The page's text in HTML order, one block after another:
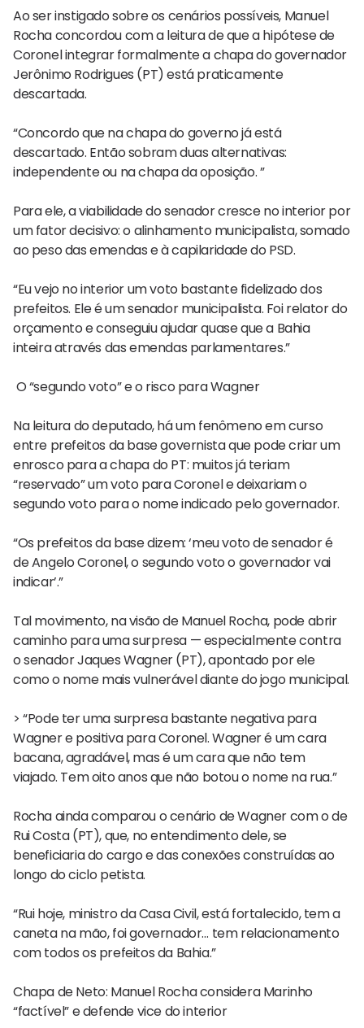
Ao ser instigado sobre os cenários possíveis, Manuel
Rocha concordou com a leitura de que a hipótese de
Coronel integrar formalmente a chapa do governador
Jerônimo Rodrigues (PT) está praticamente
descartada.
“Concordo que na chapa do governo já está
descartado. Então sobram duas alternativas:
independente ou na chapa da oposição. ”
Para ele, a viabilidade do senador cresce no interior por
um fator decisivo: o alinhamento municipalista, somado
ao peso das emendas e à capilaridade do PSD.
“Eu vejo no interior um voto bastante fidelizado dos
prefeitos. Ele é um senador municipalista. Foi relator do
orçamento e conseguiu ajudar quase que a Bahia
inteira através das emendas parlamentares.”
O “segundo voto” e o risco para Wagner
Na leitura do deputado, há um fenômeno em curso
entre prefeitos da base governista que pode criar um
enrosco para a chapa do PT: muitos já teriam
“reservado” um voto para Coronel e deixariam o
segundo voto para o nome indicado pelo governador.
“Os prefeitos da base dizem: ‘meu voto de senador é
de Angelo Coronel, o segundo voto o governador vai
indicar’.”
Tal movimento, na visão de Manuel Rocha, pode abrir
caminho para uma surpresa — especialmente contra
o senador Jaques Wagner (PT), apontado por ele
como o nome mais vulnerável diante do jogo municipal.
> “Pode ter uma surpresa bastante negativa para
Wagner e positiva para Coronel. Wagner é um cara
bacana, agradável, mas é um cara que não tem
viajado. Tem oito anos que não botou o nome na rua.”
Rocha ainda comparou o cenário de Wagner com o de
Rui Costa (PT), que, no entendimento dele, se
beneficiaria do cargo e das conexões construídas ao
longo do ciclo petista.
“Rui hoje, ministro da Casa Civil, está fortalecido, tem a
caneta na mão, foi governador… tem relacionamento
com todos os prefeitos da Bahia.”
Chapa de Neto: Manuel Rocha considera Marinho
“factível” e defende vice do interior